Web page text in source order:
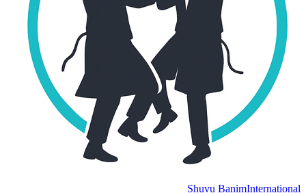
Shuvu Banim